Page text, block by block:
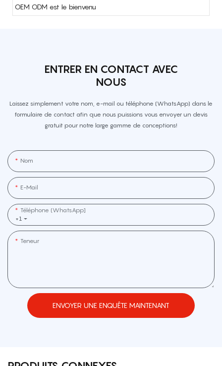
OEM ODM est le bienvenu
ENTRER EN CONTACT AVEC
NOUS
Laissez simplement votre nom, e-mail ou téléphone (WhatsApp) dans le
formulaire de contact afin que nous puissions vous envoyer un devis
gratuit pour notre large gamme de conceptions!
Nom
E-Mail
+1
Téléphone (WhatsApp]
Teneur
ENVOYER UNE ENQUÊTE MAINTENANT